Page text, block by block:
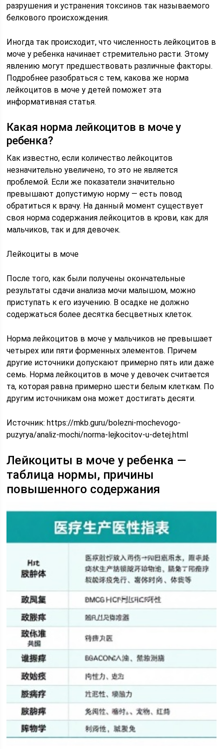
разрушения и устранения токсинов так называемого
белкового происхождения.
Иногда так происходит, что численность лейкоцитов в
моче у ребенка начинает стремительно расти. Этому
явлению могут предшествовать различные факторы.
Подробнее разобраться с тем, какова же норма
лейкоцитов в моче у детей поможет эта
информативная статья.
Какая норма лейкоцитов в моче у
ребенка?
Как известно, если количество лейкоцитов
незначительно увеличено, то это не является
проблемой. Если же показатели значительно
превышают допустимую норму — есть повод
обратиться к врачу. На данный момент существует
своя норма содержания лейкоцитов в крови, как для
мальчиков, так и для девочек.
Лейкоциты в моче
После того, как были получены окончательные
результаты сдачи анализа мочи малышом, можно
приступать к его изучению. В осадке не должно
содержаться более десятка бесцветных клеток.
Норма лейкоцитов в моче у мальчиков не превышает
четырех или пяти форменных элементов. Причем
другие источники допускают примерно пять или даже
семь. Норма лейкоцитов в моче у девочек считается
та, которая равна примерно шести белым клеткам. По
другим источникам она может достигать десяти.
Источник:https://mkb.guru/bolezni-mochevogo-
puzyrya/analiz-mochi/norma-lejkocitov-u-detej.html
Лейкоциты в моче у ребенка —
таблица нормы, причины
повышенного содержания